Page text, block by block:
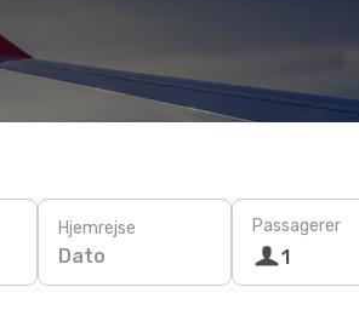
Hjemrejse
Dato
Passagerer
1